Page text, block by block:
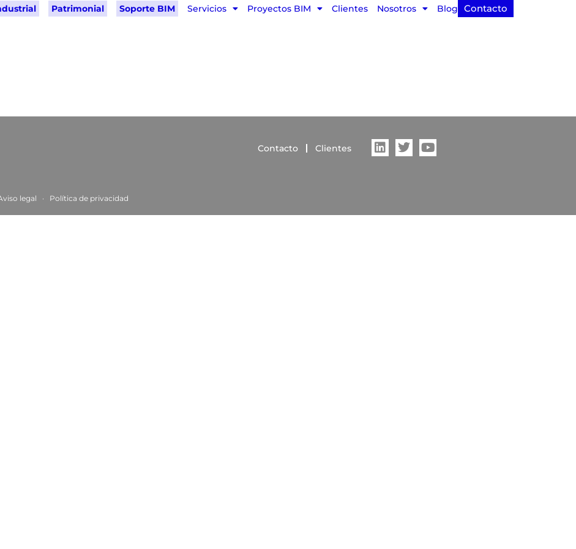
Patrimonial Soporte BIM Servicios Proyectos BIM Clientes Nosotros Blog Contacto
Contacto Clientes
legal · Política de privacidad